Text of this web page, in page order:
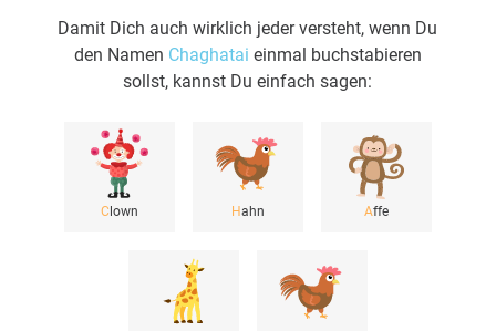
Damit Dich auch wirklich jeder versteht, wenn Du
den Namen Chaghatai einmal buchstabieren
sollst, kannst Du einfach sagen:
C lown Hahn Affe